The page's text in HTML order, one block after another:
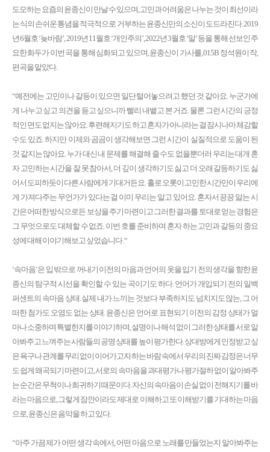
도모하는 요즘의 윤종신이 만날 수 있으며, 고민과 어려움은 나누는 것이 최선이라
는 식의 손쉬운 통념을 적극적으로 거부하는 윤종신만의 소신이 도드라진다. 2019
년 6월호 ‘늦바람’, 2019년 11월호 ‘개인주의’, 2022년 3월호 ‘말’ 등을 통해 선보인 주
요한 화두가 이번 곡을 통해 심화되고 있으며, 윤종신이 가사를, 015B 정석원이 작,
편곡을 맡았다.
“예전에는 고민이나 갈등이 있으면 일단 털어놓으려고 했던 것 같아요. 누군가에
게 나누고 싶고 의견을 듣고 싶으니까 빨리 내뱉고 본 거죠. 물론 그런 시간의 긍정
적인 면도 없지는 않아요. 후련해지기도 하고 혼자가 아니라는 걸 잠시나마 체감할
수도 있죠. 하지만 이제와 곰곰이 생각해보면 그런 시간이 실질적으로 도움이 된
것 같지는 않아요. 누가 대신 내 문제를 해결해 줄 수도 없을뿐더러 우리는 대개 혼
자 고민하는 시간을 잘 못 참아서, 더 깊이 생각하기도 싫고 더 오래 갈등하기도 싫
어서 도피하듯이 다른 사람에게 기대거든요. 홀로 오롯이 고민한 시간만이 우리에
게 가져다주는 무언가가 있다는 걸 이미 우리는 알고 있어요. 혼자서 끙끙 앓는 시
간은 어떠한 방식으로든 보상을 주기 마련이고 그러한 결과를 토대로 얻는 경험은
그 무엇으로도 대체할 수 없죠. 이번 호를 준비하며 혼자 하는 고민과 갈등의 중요
성에 대해 이야기해보고 싶었습니다. “
‘속마음’은 입 밖으로 꺼내기 이전의 마음과 언어의 옷을 입기 전의 생각을 향한 윤
종신의 탐구적 시선을 확인할 수 있는 곡이기도 하다. 언어가 개입되기 전의 일백
퍼센트의 속마음 상태. 실제 내가 느끼는 것보다 부족하지도 넘치지도 않는, 그 어
떠한 첨가도 오염도 없는 상태. 윤종신은 언어로 표현되기 이전의 감정 상태가 얼
마나 소중하며 특별한지를 이야기하며, 설명이나 해석 없이 그러한 상태를 서로 알
아봐주고 느껴주는 사람들의 공명 상태를 높이 평가한다. 상대방에게 인정받고 싶
은 욕구나 관계를 무리 없이 이어가고자 하는 바람 속에서 우리의 진짜 감정은 너무
도 쉽게 왜곡되기 마련이고, 서로의 속마음을 과대평가나 평가절하 없이 알아봐주
는 순간은 무척이나 희귀하기 때문이다. 자신의 속마음이 손실 없이 전해지기를 바
라는 마음으로, 그렇게 잠깐이라도 제대로 이해하고 또 이해받기를 기대하는 마음
으로, 윤종신은 음악을 하고 있다.
“아주 가끔 제가 어떤 생각 속에서, 어떤 마음으로 노래를 만들었는지 알아봐주는